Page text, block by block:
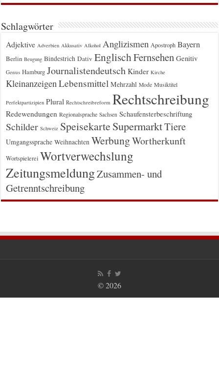
Schlagwörter
Adjektive Adverbien Akkusativ Alkohol Anglizismen Apostroph Bayern
Berlin Beugung Bindestrich Dativ EnglischFernsehen Genitiv
Genus Hamburg Journalistendeutsch Kinder Kirche
Kleinanzeigen Lebensmittel Mehrzahl Mode Musiktitel
Perfektpartizipien Plural Rechtschreibreform Rechtschreibung
Redewendungen Regionalsprache Sachsen Schaufensterbeschriftung
Schilder Schweiz Speisekarte SupermarktTiere
Umgangssprache Weihnachten WerbungWortherkunft
Wortspielerei Wortverwechslung
ZeitungsmeldungZusammen- und
Getrenntschreibung
© 2026